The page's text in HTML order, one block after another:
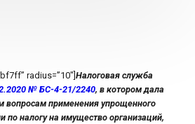
radius=”10″] Налоговая служба
№ БС-4-21/2240, в котором дала
вопросам применения упрощенного
по налогу на имущество организаций,